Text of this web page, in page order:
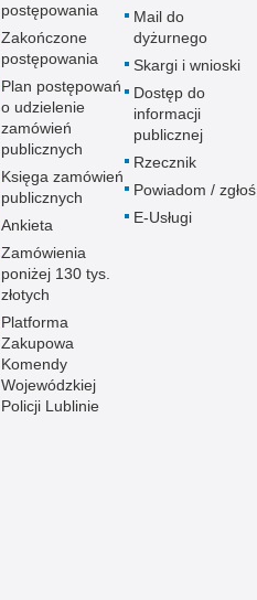
postępowania
Zakończone
postępowania
Plan postępowań
o udzielenie
zamówień
publicznych
Księga zamówień
publicznych
Ankieta
Zamówienia
poniżej 130 tys.
złotych
Platforma
Zakupowa
Komendy
Wojewódzkiej
Policji Lublinie
Mail do
dyżurnego
Skargi i wnioski
Dostęp do
informacji
publicznej
Rzecznik
Powiadom / zgłoś
E-Usługi